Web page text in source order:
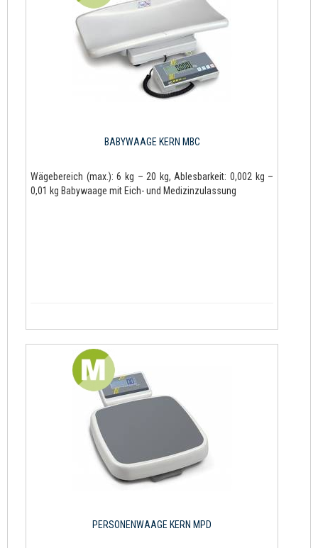
BABYWAAGE KERN MBC
Wägebereich (max.): 6 kg – 20 kg, Ablesbarkeit: 0,002 kg –
0,01 kg Babywaage mit Eich- und Medizinzulassung
PERSONENWAAGE KERN MPD